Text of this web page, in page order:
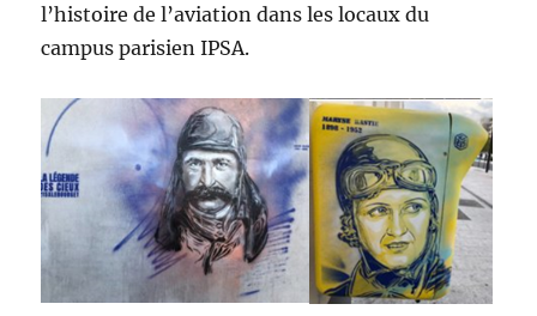
l’histoire de l’aviation dans les locaux du
campus parisien IPSA.